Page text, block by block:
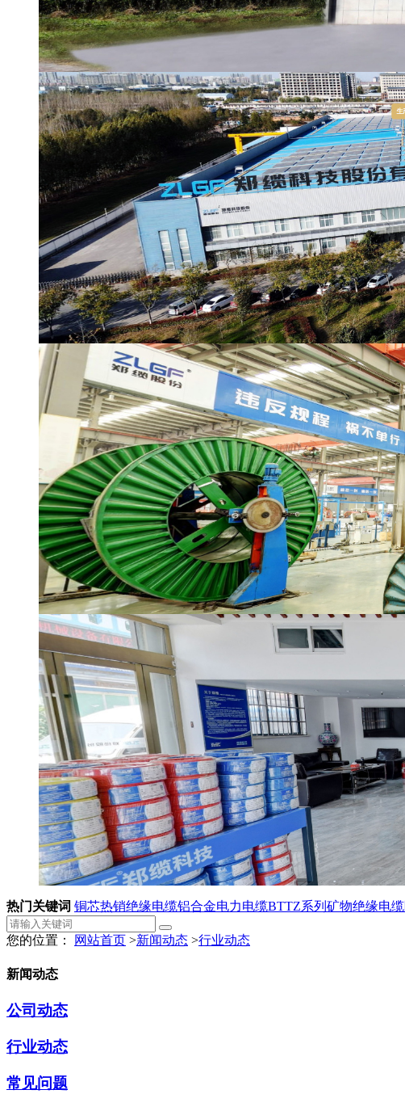
热门关键词 铜芯热销绝缘电缆铝合金电力电缆BTTZ系列矿物绝缘电缆
您的位置： 网站首页 >新闻动态 >行业动态
新闻动态
公司动态
行业动态
常见问题